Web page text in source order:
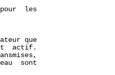
les
que
actif.
sont